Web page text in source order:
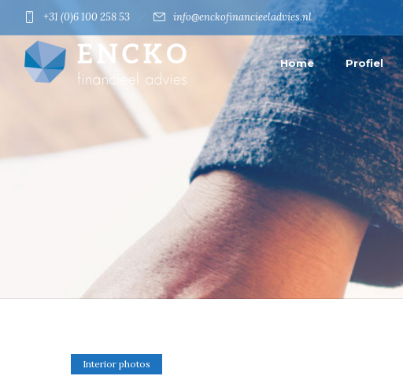
+31 (0)6 100 258 53 info@enckofinancieeladvies.nl
Home Profiel
Interior photos